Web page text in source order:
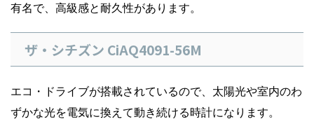
有名で、高級感と耐久性があります。
ザ・シチズン CiAQ4091-56M
エコ・ドライブが搭載されているので、太陽光や室内のわ
ずかな光を電気に換えて動き続ける時計になります。